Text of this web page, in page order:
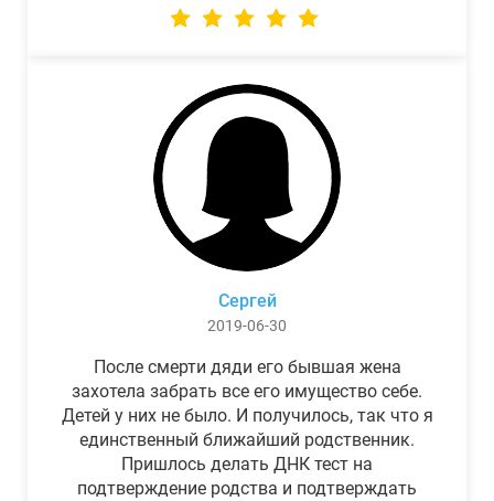
Сергей
2019-06-30
После смерти дяди его бывшая жена
захотела забрать все его имущество себе.
Детей у них не было. И получилось, так что я
единственный ближайший родственник.
Пришлось делать ДНК тест на
подтверждение родства и подтверждать